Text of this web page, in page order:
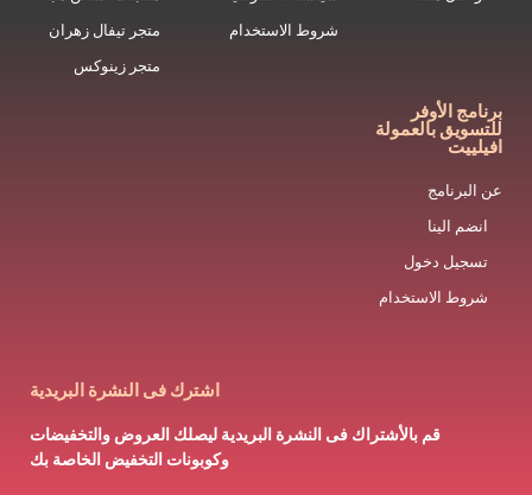
شروط الاستخدام
متجر تيفال زهران
متجر زينوكس
برنامج الأوفر
للتسويق بالعمولة
افيلييت
عن البرنامج
انضم الينا
تسجيل دخول
شروط الاستخدام
اشترك فى النشرة البريدية
قم بالأشتراك فى النشرة البريدية ليصلك العروض والتخفيضات
وكوبونات التخفيض الخاصة بك